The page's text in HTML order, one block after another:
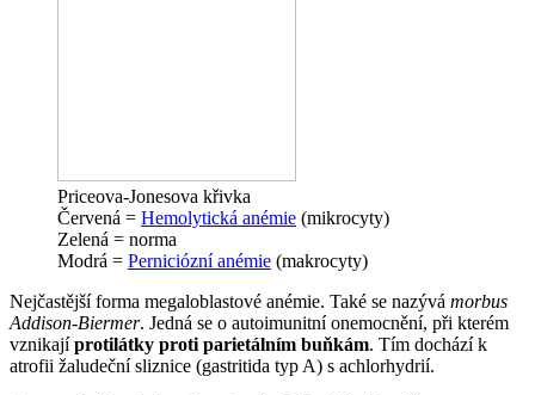
Priceova-Jonesova křivka
Červená = Hemolytická anémie (mikrocyty)
Zelená = norma
Modrá = Perniciózní anémie (makrocyty)
Nejčastější forma megaloblastové anémie. Také se nazývá morbus
Addison-Biermer. Jedná se o autoimunitní onemocnění, při kterém
vznikajíprotilátky proti parietálním buňkám. Tím dochází k
atrofii žaludeční sliznice (gastritida typ A) s achlorhydrií.